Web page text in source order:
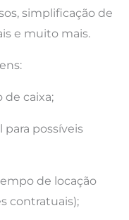
simplificação de
e muito mais.
de caixa;
para possíveis
de locação
contratuais);